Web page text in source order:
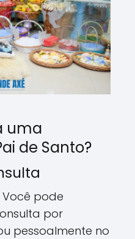
uma
de Santo?
Você pode
por
pessoalmente no